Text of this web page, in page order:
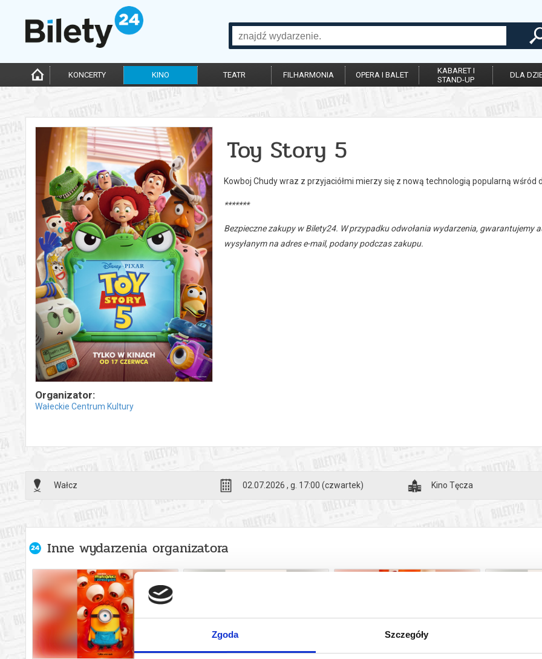
Zgoda Szczegóły
KONCERTY KINO TEATR FILHARMONIA OPERA I BALET
KABARET I
STAND-UP
DLA
Organizator:
Wałeckie Centrum Kultury
Toy Story 5
Kowboj Chudy wraz z przyjaciółmi mierzy się z nową technologią popularną wśród
*******
Bezpieczne zakupy w Bilety24. W przypadku odwołania wydarzenia,
wysyłanym na adres e-mail, podany podczas zakupu.
Wałcz 02.07.2026 , g. 17:00 (czwartek) Kino Tęcza
Inne wydarzenia organizatora